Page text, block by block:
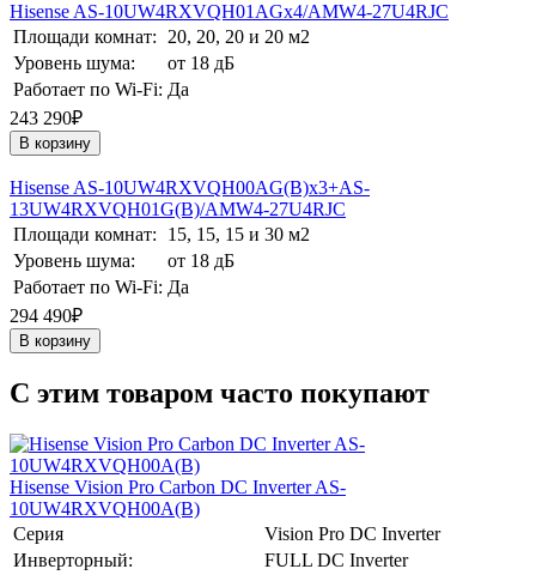
Hisense AS-10UW4RXVQH01AGх4/AMW4-27U4RJC
Площади комнат:
20, 20, 20 и 20 м2
Уровень шума:
от 18 дБ
Работает по Wi-Fi: Да
243 290₽
В корзину
Hisense AS-10UW4RXVQH00AG(B)х3+AS-
13UW4RXVQH01G(B)/AMW4-27U4RJC
Площади комнат:
15, 15, 15 и 30 м2
Уровень шума:
от 18 дБ
Работает по Wi-Fi: Да
294 490₽
В корзину
C этим товаром часто покупают
Hisense Vision Pro Carbon DC Inverter AS-
10UW4RXVQH00A(B)
Серия
Vision Pro DC Inverter
Инверторный:
FULL DC Inverter